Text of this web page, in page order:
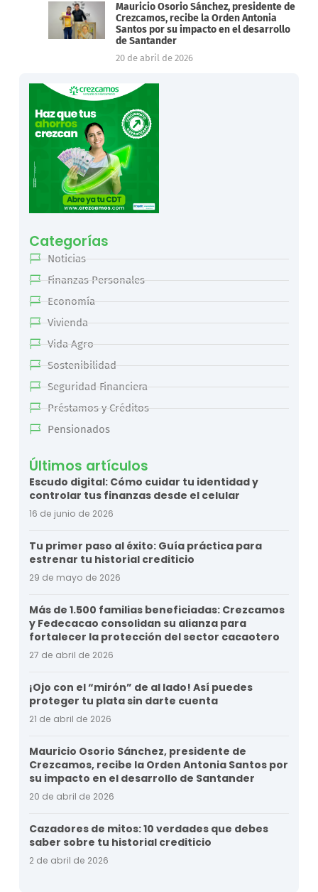
Mauricio Osorio Sánchez, presidente de
Crezcamos, recibe la Orden Antonia
Santos por su impacto en el desarrollo
de Santander
20 de abril de 2026
Categorías
Noticias
Finanzas Personales
Economía
Vivienda
Vida Agro
Sostenibilidad
Seguridad Financiera
Préstamos y Créditos
Pensionados
Últimos artículos
Escudo digital: Cómo cuidar tu identidad y
controlar tus finanzas desde el celular
16 de junio de 2026
Tu primer paso al éxito: Guía práctica para
estrenar tu historial crediticio
29 de mayo de 2026
Más de 1.500 familias beneficiadas: Crezcamos
y Fedecacao consolidan su alianza para
fortalecer la protección del sector cacaotero
27 de abril de 2026
¡Ojo con el “mirón” de al lado! Así puedes
proteger tu plata sin darte cuenta
21 de abril de 2026
Mauricio Osorio Sánchez, presidente de
Crezcamos, recibe la Orden Antonia Santos por
su impacto en el desarrollo de Santander
20 de abril de 2026
Cazadores de mitos: 10 verdades que debes
saber sobre tu historial crediticio
2 de abril de 2026